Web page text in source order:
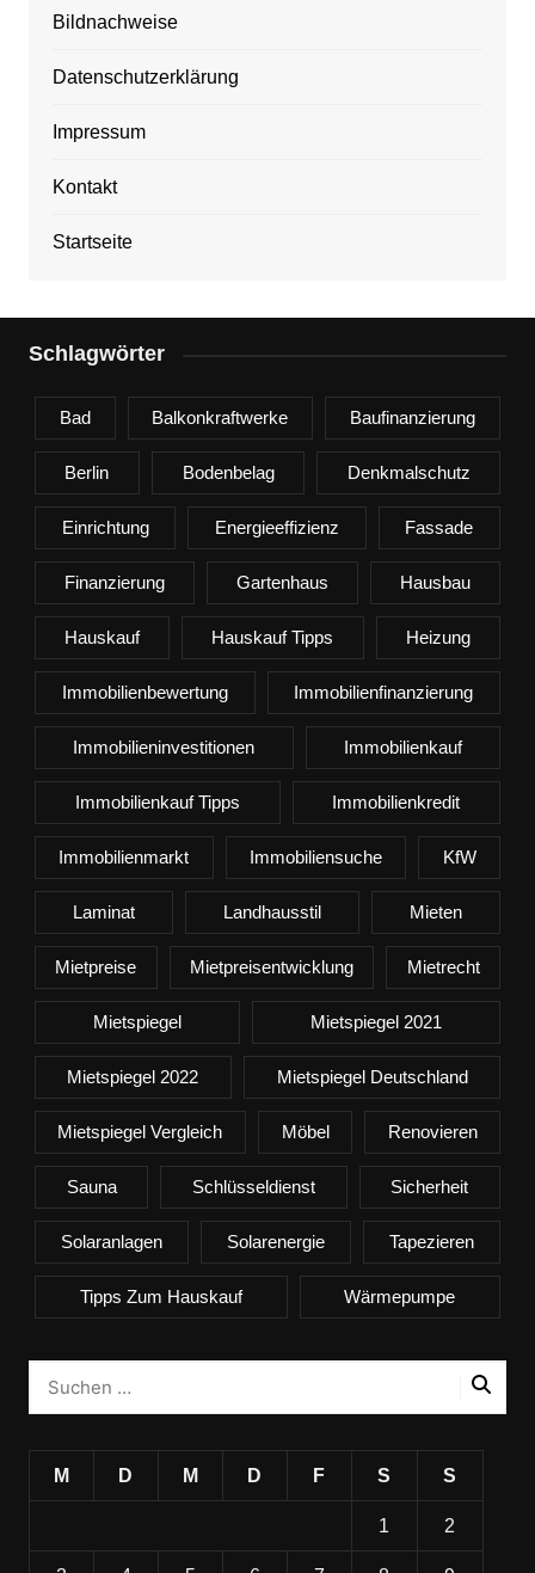
Bildnachweise
Datenschutzerklärung
Impressum
Kontakt
Startseite
Schlagwörter
Bad Balkonkraftwerke Baufinanzierung
Berlin Bodenbelag Denkmalschutz
Einrichtung Energieeffizienz Fassade
Finanzierung Gartenhaus Hausbau
Hauskauf Hauskauf Tipps Heizung
Immobilienbewertung Immobilienfinanzierung
Immobilieninvestitionen Immobilienkauf
Immobilienkauf Tipps Immobilienkredit
Immobilienmarkt Immobiliensuche KfW
Laminat Landhausstil Mieten
Mietpreise Mietpreisentwicklung Mietrecht
Mietspiegel Mietspiegel 2021
Mietspiegel 2022 Mietspiegel Deutschland
Mietspiegel Vergleich Möbel Renovieren
Sauna Schlüsseldienst Sicherheit
Solaranlagen Solarenergie Tapezieren
Tipps Zum Hauskauf Wärmepumpe
M D M D F S S
1 2